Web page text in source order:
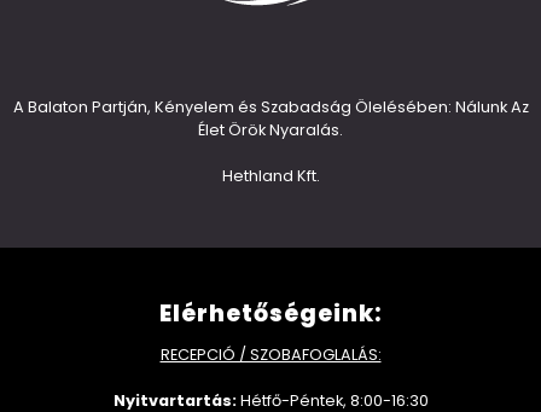
A Balaton Partján, Kényelem és Szabadság Ölelésében: Nálunk Az
Élet Örök Nyaralás.
Hethland Kft.
Elérhetőségeink:
RECEPCIÓ / SZOBAFOGLALÁS:
Nyitvartartás:Hétfő-Péntek, 8:00-16:30